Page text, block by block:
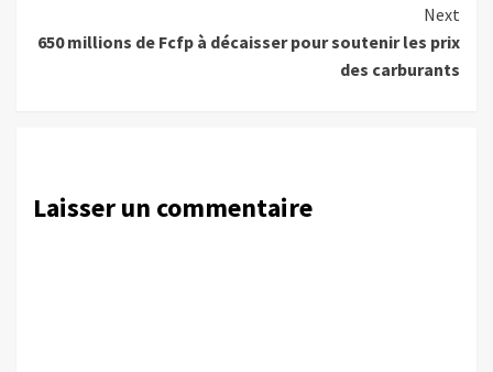
Next
650 millions de Fcfp à décaisser pour soutenir les prix
des carburants
Laisser un commentaire